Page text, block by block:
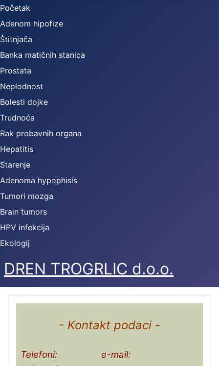
Početak
Adenom hipofize
Štitnjača
Banka matičnih stanica
Prostata
Neplodnost
Bolesti dojke
Trudnoća
Rak probavnih organa
Hepatitis
Starenje
Adenoma hypophisis
Tumori mozga
Brain tumors
HPV infekcija
Ekologij
DREN TROGRLIC d.o.o.
- Kontakt podaci -
Telefoni: e-mail: